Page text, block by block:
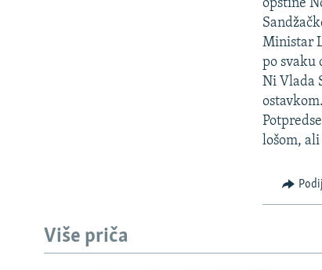
MOJA EVROPA
TRI DECENIJE OD RATA U BIH
opštine
Ministar
po svaku
Ni Vlada
ostavkom.
lošom,
Više priča